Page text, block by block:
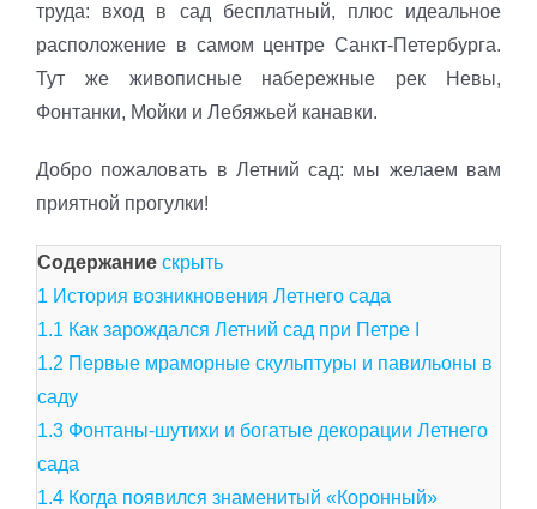
труда: вход в сад бесплатный, плюс идеальное
расположение в самом центре Санкт-Петербурга.
Тут же живописные набережные рек Невы,
Фонтанки, Мойки и Лебяжьей канавки.
Добро пожаловать в Летний сад: мы желаем вам
приятной прогулки!
Содержание скрыть
1 История возникновения Летнего сада
1.1 Как зарождался Летний сад при Петре I
1.2 Первые мраморные скульптуры и павильоны в
саду
1.3 Фонтаны-шутихи и богатые декорации Летнего
сада
1.4 Когда появился знаменитый «Коронный»